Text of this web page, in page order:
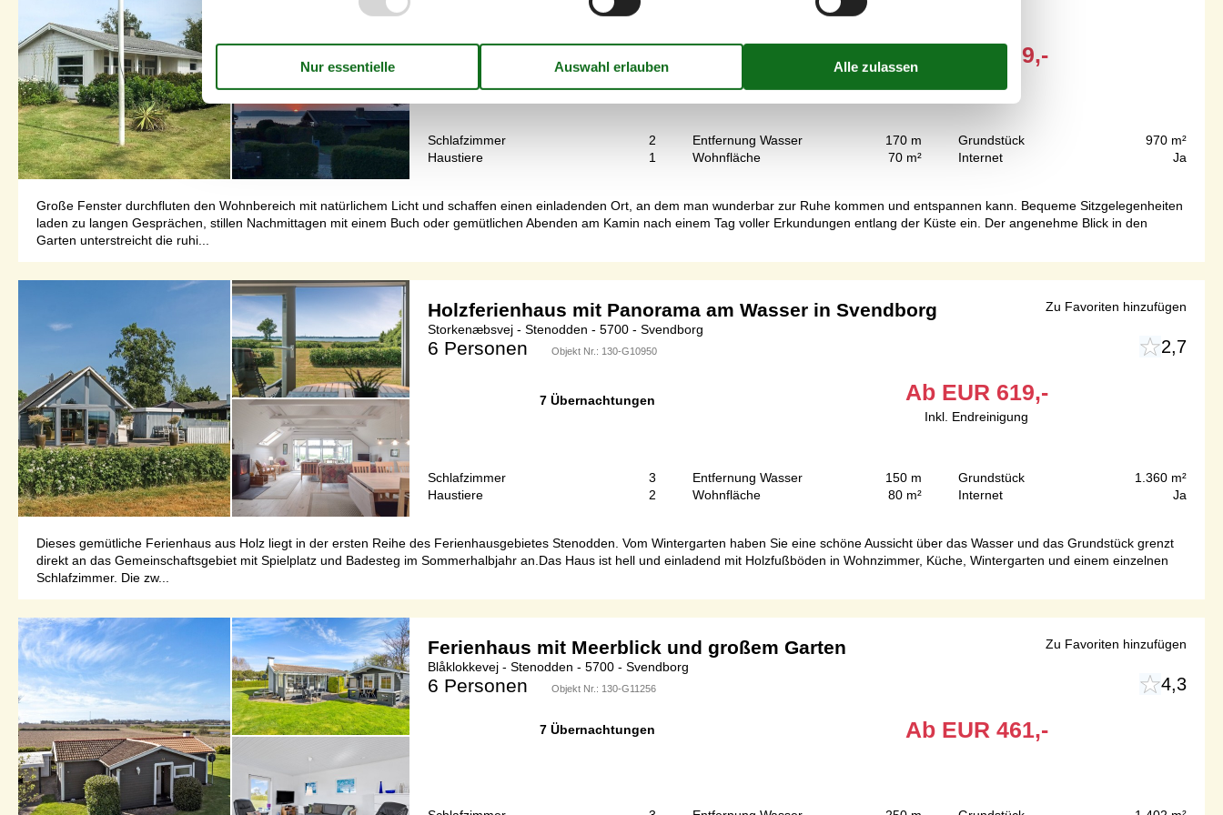
Objekt Nr.:130-G11350
399,-
Schlafzimmer
2
Haustiere
1
Entfernung Wasser
170 m
Wohnfläche
70 m²
Grundstück
970 m²
Internet
Ja
Große Fenster durchfluten den Wohnbereich mit natürlichem Licht und schaffen einen einladenden Ort, an dem man wunderbar zur Ruhe kommen und entspannen kann. Bequeme Sitzgelegenheiten
laden zu langen Gesprächen, stillen Nachmittagen mit einem Buch oder gemütlichen Abenden am Kamin nach einem Tag voller Erkundungen entlang der Küste ein. Der angenehme Blick in den
Garten unterstreicht die ruhi...
Holzferienhaus mit Panorama am Wasser in Svendborg
Storkenæbsvej - Stenodden - 5700 - Svendborg
6 Personen Objekt Nr.: 130-G10950 2,7
7 Übernachtungen Ab EUR 619,-
Inkl. Endreinigung
Schlafzimmer
3
Haustiere
2
Entfernung Wasser
150 m
Wohnfläche
80 m²
Grundstück
1.360 m²
Internet
Ja
Dieses gemütliche Ferienhaus aus Holz liegt in der ersten Reihe des Ferienhausgebietes Stenodden. Vom Wintergarten haben Sie eine schöne Aussicht über das Wasser und das Grundstück grenzt
direkt an das Gemeinschaftsgebiet mit Spielplatz und Badesteg im Sommerhalbjahr an.Das Haus ist hell und einladend mit Holzfußböden in Wohnzimmer, Küche, Wintergarten und einem einzelnen
Schlafzimmer. Die zw...
Zu Favoriten hinzufügen
Ferienhaus mit Meerblick und großem Garten
Blåklokkevej - Stenodden - 5700 - Svendborg
6 Personen Objekt Nr.: 130-G11256 4,3
7 Übernachtungen Ab EUR 461,-
Zu Favoriten hinzufügen